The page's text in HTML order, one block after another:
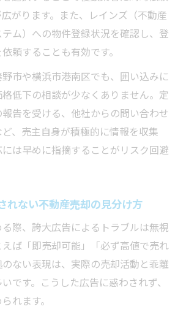
がります。また、レインズ（不動産
ム）への物件登録状況を確認し、登
頼することも有効です。
市や横浜市港南区でも、囲い込みに
低下の相談が少なくありません。定
告を受ける、他社からの問い合わせ
、売主自身が積極的に情報を収集
には早めに指摘することがリスク回避
れない不動産売却の見分け方
際、誇大広告によるトラブルは無視
ば「即売却可能」「必ず高値で売れ
ない表現は、実際の売却活動と乖離
です。こうした広告に惑わされず、
れます。